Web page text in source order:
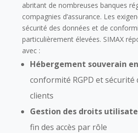
abritant de nombreuses banques
compagnies d’assurance. Les
sécurité des données et de
particulièrement élevées. SIMAX
avec :
Hébergement souverain
conformité RGPD et sécurité
clients
Gestion des droits
fin des accès par rôle